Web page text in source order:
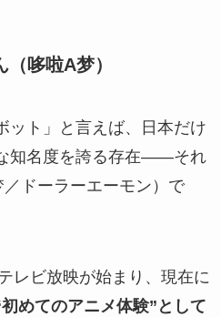
哆啦A梦）
ット」と言えば、日本だけ
知名度を誇る存在――それ
ドーラーエーモン）で
レビ放映が始まり、現在に
めてのアニメ体験”として